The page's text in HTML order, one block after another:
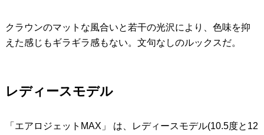
クラウンのマットな風合いと若干の光沢により、色味を抑
えた感じもギラギラ感もない。文句なしのルックスだ。
レディースモデル
「エアロジェットMAX」 は、レディースモデル(10.5度と12